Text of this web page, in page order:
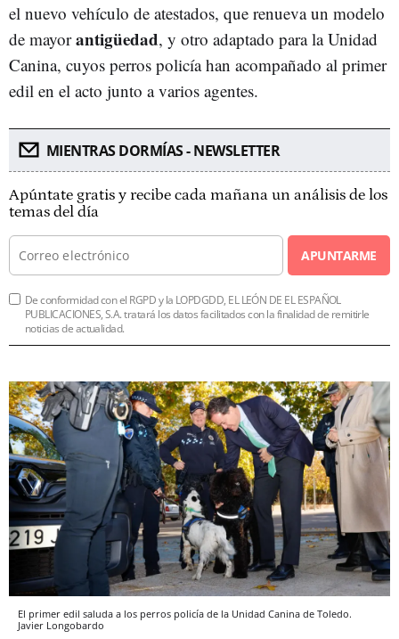
el nuevo vehículo de atestados, que renueva un modelo
de mayorantigüedad, y otro adaptado para la Unidad
Canina, cuyos perros policía han acompañado al primer
edil en el acto junto a varios agentes.
MIENTRAS DORMÍAS - NEWSLETTER
Apúntate gratis y recibe cada mañana un análisis de los
temas del día
APUNTARME
De conformidad con el RGPD y la LOPDGDD, EL LEÓN DE EL ESPAÑOL
PUBLICACIONES, S.A. tratará los datos facilitados con la finalidad de remitirle
noticias de actualidad.
El primer edil saluda a los perros policía de la Unidad Canina de Toledo.
Javier Longobardo